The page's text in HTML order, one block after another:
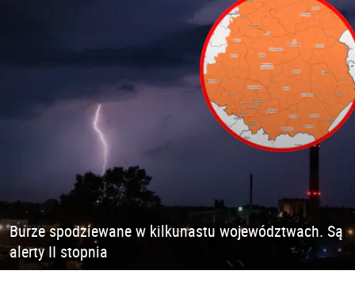
Burze spodziewane w kilkunastu województwach. Są
alerty II stopnia